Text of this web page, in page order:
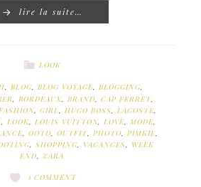
lire la suite…
LOOK
, BLOG, BLOG VOYAGE, BLOGGING,
, BORDEAUX, BRAND, CAP FERRET,
, GIRL, HUGO BOSS, LACOSTE,
, LOOK, LOUIS VUITTON, LOVE, MODE,
, OOTD, OUTFIT, PHOTO, PIMKIE,
, SHOPPING, VACANCES, WEEK
END,ZARA
1 COMMENT